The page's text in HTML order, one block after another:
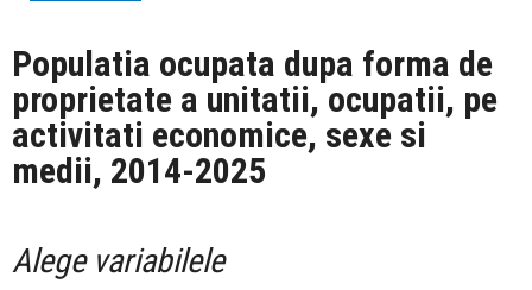
Populatia ocupata dupa forma de
proprietate a unitatii, ocupatii, pe
activitati economice, sexe si
medii, 2014-2025
Alege variabilele